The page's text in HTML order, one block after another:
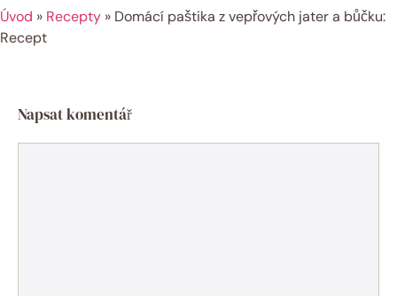
Úvod » Recepty » Domácí paštika z vepřových jater a bůčku:
Recept
Napsat komentář